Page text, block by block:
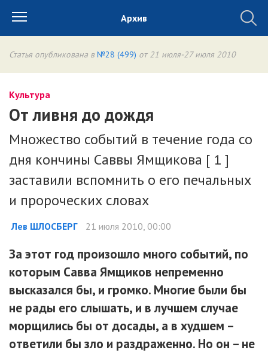
Архив
Статья опубликована в №28 (499) от 21 июля-27 июля 2010
Культура
От ливня до дождя
Множество событий в течение года со
дня кончины Саввы Ямщикова [ 1 ]
заставили вспомнить о его печальных
и пророческих словах
Лев ШЛОСБЕРГ 21 июля 2010, 00:00
За этот год произошло много событий, по
которым Савва Ямщиков непременно
высказался бы, и громко. Многие были бы
не рады его слышать, и в лучшем случае
морщились бы от досады, а в худшем –
ответили бы зло и раздраженно. Но он – не